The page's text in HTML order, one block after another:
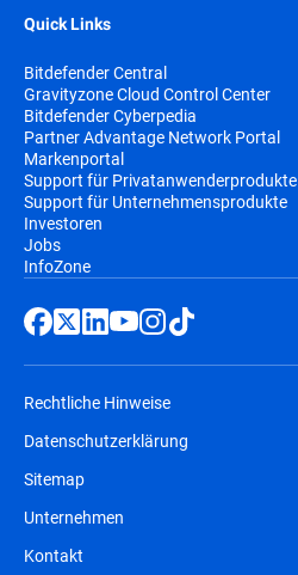
Quick Links
Bitdefender Central
Gravityzone Cloud Control Center
Bitdefender Cyberpedia
Partner Advantage Network Portal
Markenportal
Support für Privatanwenderprodukte
Support für Unternehmensprodukte
Investoren
Jobs
InfoZone
Rechtliche Hinweise
Datenschutzerklärung
Sitemap
Unternehmen
Kontakt